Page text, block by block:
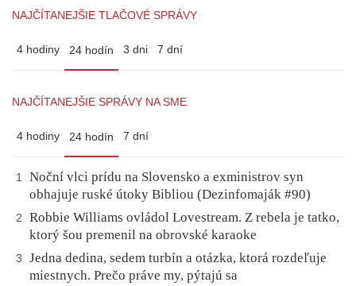
NAJČÍTANEJŠIE TLAČOVÉ SPRÁVY
4 hodiny 24 hodín 3 dni 7 dní
NAJČÍTANEJŠIE SPRÁVY NA SME
4 hodiny 24 hodín 7 dní
1
Noční vlci prídu na Slovensko a exministrov syn
obhajuje ruské útoky Bibliou (Dezinfomaják #90)
2
Robbie Williams ovládol Lovestream. Z rebela je tatko,
ktorý šou premenil na obrovské karaoke
3
Jedna dedina, sedem turbín a otázka, ktorá rozdeľuje
miestnych. Prečo práve my, pýtajú sa